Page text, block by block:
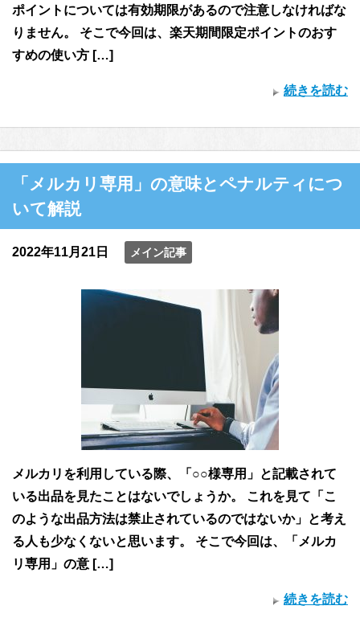
ポイントについては有効期限があるので注意しなければな
りません。 そこで今回は、楽天期間限定ポイントのおす
すめの使い方 […]
続きを読む
「メルカリ専用」の意味とペナルティにつ
いて解説
2022年11月21日 メイン記事
メルカリを利用している際、「○○様専用」と記載されて
いる出品を見たことはないでしょうか。 これを見て「こ
のような出品方法は禁止されているのではないか」と考え
る人も少なくないと思います。 そこで今回は、「メルカ
リ専用」の意 […]
続きを読む